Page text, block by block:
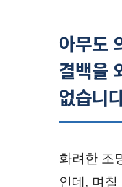
아무도
결백을
없습니
화려한 조
인데, 며